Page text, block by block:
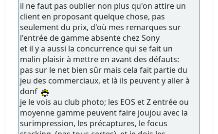
il ne faut pas oublier non plus qu'on attire un
client en proposant quelque chose, pas
seulement du prix, d'où mes remarques sur
l'entrée de gamme absente chez Sony
et il y a aussi la concurrence qui se fait un
malin plaisir à mettre en avant des défauts:
pas sur le net bien sûr mais cela fait partie du
jeu des commerciaux, et là ils peuvent y aller à
donf
je le vois au club photo; les EOS et Z entrée ou
moyenne gamme peuvent faire joujou avec la
surimpression, les précaptures, le focus